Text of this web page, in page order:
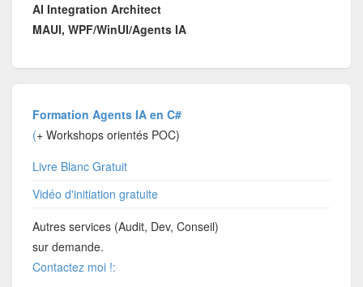
AI Integration Architect
MAUI, WPF/WinUI/Agents IA
Formation Agents IA en C#
(+ Workshops orientés POC)
Livre Blanc Gratuit
Vidéo d'initiation gratuite
Autres services (Audit, Dev, Conseil)
sur demande.
Contactez moi !: